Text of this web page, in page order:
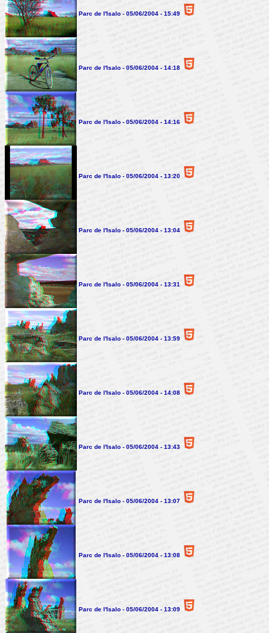
Parc de l'Isalo - 05/06/2004 - 15:49
Parc de l'Isalo - 05/06/2004 - 14:18
Parc de l'Isalo - 05/06/2004 - 14:16
Parc de l'Isalo - 05/06/2004 - 13:20
Parc de l'Isalo - 05/06/2004 - 13:04
Parc de l'Isalo - 05/06/2004 - 13:31
Parc de l'Isalo - 05/06/2004 - 13:59
Parc de l'Isalo - 05/06/2004 - 14:08
Parc de l'Isalo - 05/06/2004 - 13:43
Parc de l'Isalo - 05/06/2004 - 13:07
Parc de l'Isalo - 05/06/2004 - 13:08
Parc de l'Isalo - 05/06/2004 - 13:09